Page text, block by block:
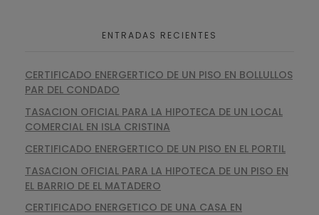
ENTRADAS RECIENTES
CERTIFICADO ENERGERTICO DE UN PISO EN BOLLULLOS
PAR DEL CONDADO
TASACION OFICIAL PARA LA HIPOTECA DE UN LOCAL
COMERCIAL EN ISLA CRISTINA
CERTIFICADO ENERGERTICO DE UN PISO EN EL PORTIL
TASACION OFICIAL PARA LA HIPOTECA DE UN PISO EN
EL BARRIO DE EL MATADERO
CERTIFICADO ENERGETICO DE UNA CASA EN